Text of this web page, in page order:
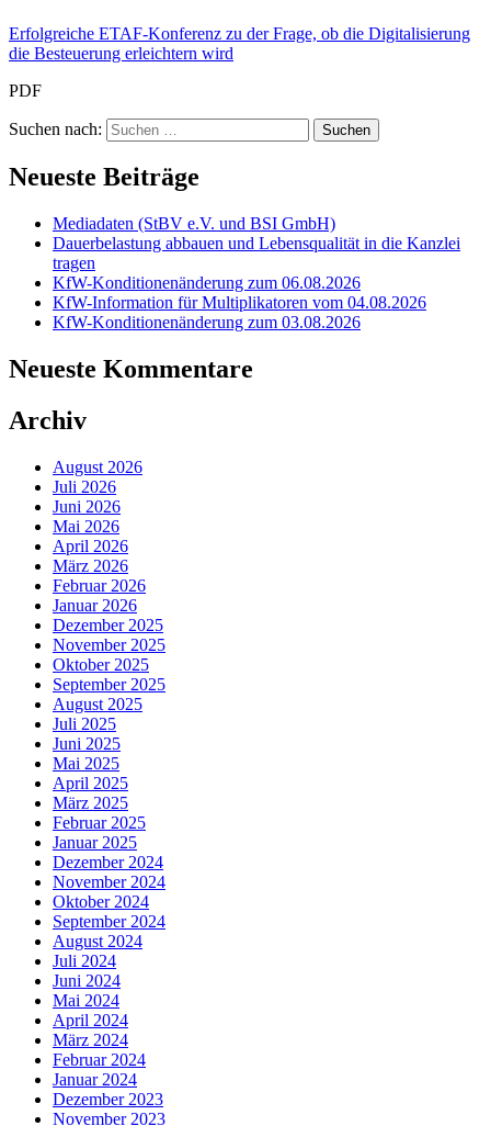
Erfolgreiche ETAF-Konferenz zu der Frage, ob die Digitalisierung
die Besteuerung erleichtern wird
PDF
Suchen nach:
Neueste Beiträge
Mediadaten (StBV e.V. und BSI GmbH)
Dauerbelastung abbauen und Lebensqualität in die Kanzlei
tragen
KfW-Konditionenänderung zum 06.08.2026
KfW-Information für Multiplikatoren vom 04.08.2026
KfW-Konditionenänderung zum 03.08.2026
Neueste Kommentare
Archiv
August 2026
Juli 2026
Juni 2026
Mai 2026
April 2026
März 2026
Februar 2026
Januar 2026
Dezember 2025
November 2025
Oktober 2025
September 2025
August 2025
Juli 2025
Juni 2025
Mai 2025
April 2025
März 2025
Februar 2025
Januar 2025
Dezember 2024
November 2024
Oktober 2024
September 2024
August 2024
Juli 2024
Juni 2024
Mai 2024
April 2024
März 2024
Februar 2024
Januar 2024
Dezember 2023
November 2023